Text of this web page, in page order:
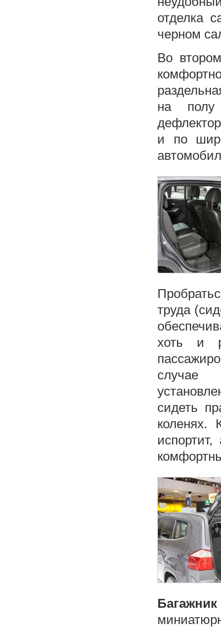
отделка
черном
Во
на полу
и по
труда
хоть и
случае
сидеть
коленях.
Багажник